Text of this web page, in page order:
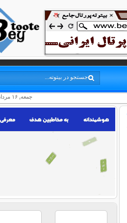
جمعه, ۱۶ مرداد ۱۴۰۵